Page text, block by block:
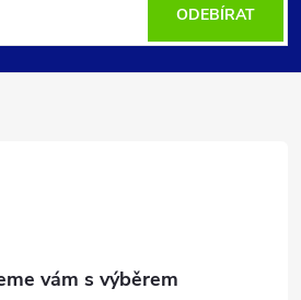
ODEBÍRAT